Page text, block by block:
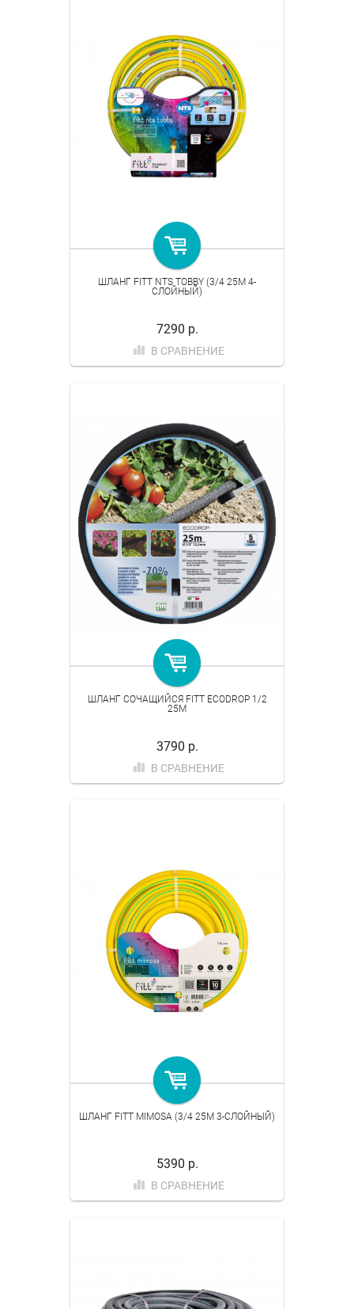
ШЛАНГ FITT NTS TOBBY (3/4 25M 4-
СЛОЙНЫЙ)
7290 р.
В СРАВНЕНИЕ
ШЛАНГ СОЧАЩИЙСЯ FITT ECODROP 1/2
25M
3790 р.
В СРАВНЕНИЕ
ШЛАНГ FITT MIMOSA (3/4 25M 3-СЛОЙНЫЙ)
5390 р.
В СРАВНЕНИЕ